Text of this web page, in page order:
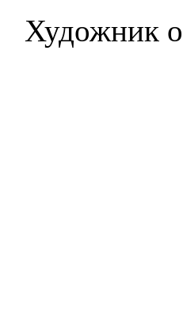
Художник